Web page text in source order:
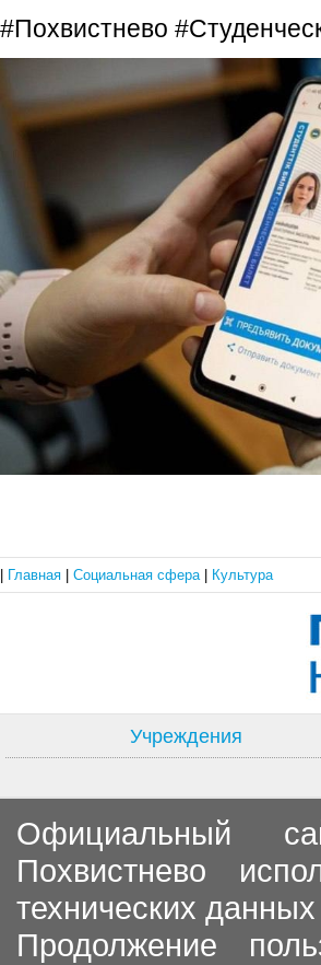
#Похвистнево
Главная Социальная сфера Культура
Учреждения
Официальный
Похвистнево
технических
Продолжение